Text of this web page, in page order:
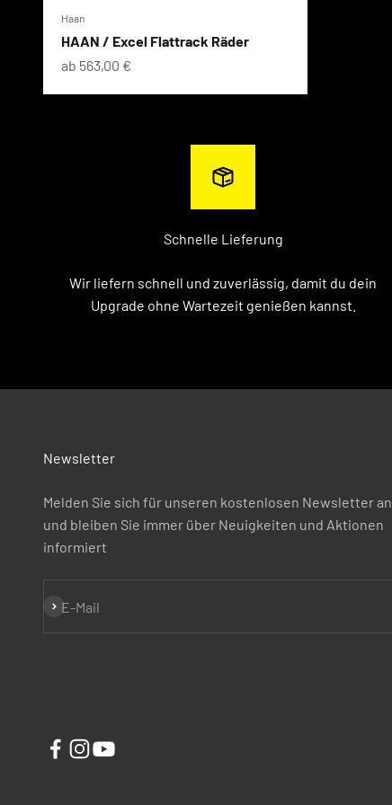
Haan
HAAN / Excel Flattrack Räder
Angebot
ab 563,00 €
Schnelle Lieferung
Wir liefern schnell und zuverlässig, damit du dein
Upgrade ohne Wartezeit genießen kannst.
Newsletter
Melden Sie sich für unseren kostenlosen Newsletter an
und bleiben Sie immer über Neuigkeiten und Aktionen
informiert
E-Mail
Abonnieren